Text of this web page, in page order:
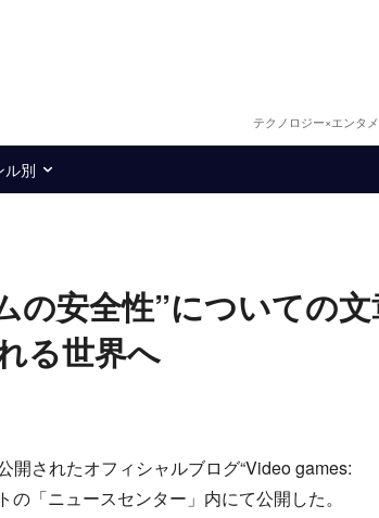
テクノロジー×エンタ
ル別
の安全性”についての
る世界へ
されたオフィシャルブログ“Video games:
「ニュースセンター」内にて公開した。